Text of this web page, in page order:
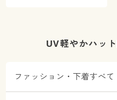
UV軽やかハッ
ファッション・下着すべて